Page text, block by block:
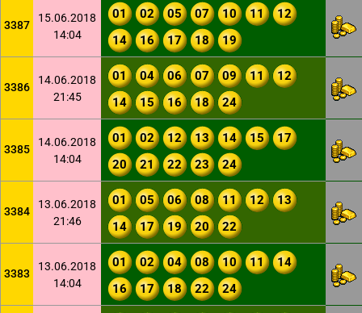
3387
15.06.2018
14:04
01 02 05 07 10 11
12
14
16 17 18 19
3386
14.06.2018
21:45
01 04 06 07 09 11
12
14
15 16 18 24
3385
14.06.2018
14:04
01 02 12 13 14 15
17
20
21 22 23 24
3384
13.06.2018
21:46
01 05 06 08 11 12
13
14
17 19 20 22
3383
13.06.2018
14:04
01 02 04 08 10 11
14
16
17 18 22 24